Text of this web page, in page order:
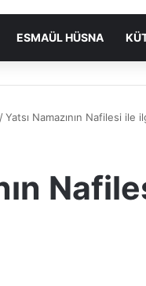
ESMAÜL HÜSNA
/Yatsı Namazının Nafilesi ile